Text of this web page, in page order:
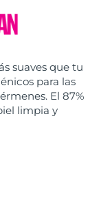
suaves que tu
para las
El 87%
limpia y